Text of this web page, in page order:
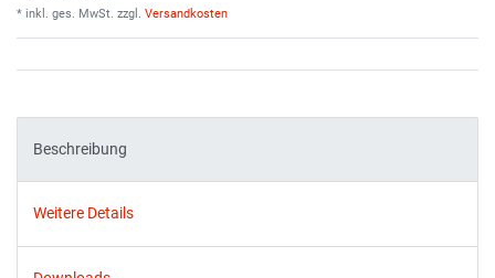
* inkl. ges. MwSt. zzgl. Versandkosten
Beschreibung
Weitere Details